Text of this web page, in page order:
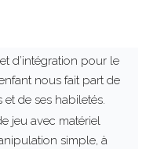
d’intégration pour le
nous fait part de
et de ses habiletés.
jeu avec matériel
simple, à